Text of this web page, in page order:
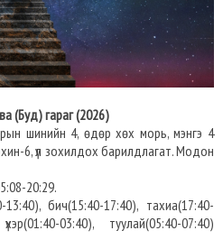
(Буд) гараг (2026)
шинийн 4, өдөр хөх морь, мэнгэ 4
6, үл зохилдох барилдлагат. Модон
20:29.
бич(15:40-17:40), тахиа(17:40-
03:40), туулай(05:40-07:40)